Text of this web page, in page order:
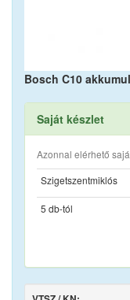
Bosch C10
Saját készlet
Azonnal elérhető
Szigetszentmiklós
5 db-tól